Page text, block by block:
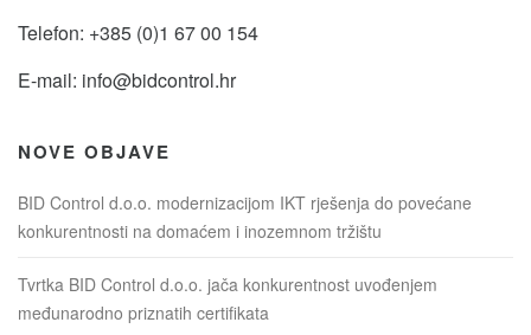
Telefon: +385 (0)1 67 00 154
E-mail: info@bidcontrol.hr
NOVE OBJAVE
BID Control d.o.o. modernizacijom IKT rješenja do povećane
konkurentnosti na domaćem i inozemnom tržištu
Tvrtka BID Control d.o.o. jača konkurentnost uvođenjem
međunarodno priznatih certifikata